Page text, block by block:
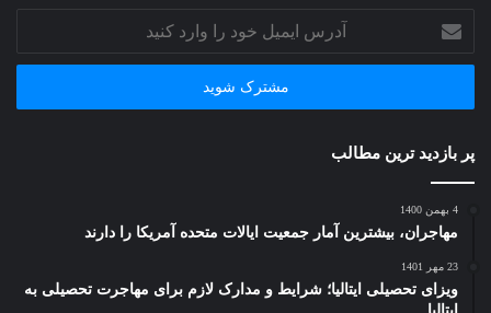
آدرس
ایمیل
خود
وارد
پر بازدید ترین مطالب
4 بهمن 1400
مهاجران، بیشترین آمار جمعیت ایالات متحده آمریکا را دارند
23 مهر 1401
ویزای تحصیلی ایتالیا؛ شرایط و مدارک لازم برای مهاجرت تحصیلی به